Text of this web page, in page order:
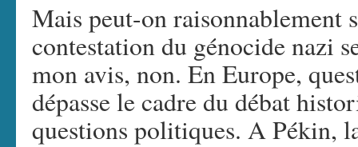
Mais peut-on raisonnablement
contestation du génocide nazi
mon avis, non. En Europe,
dépasse le cadre du débat
questions politiques. A Pékin,